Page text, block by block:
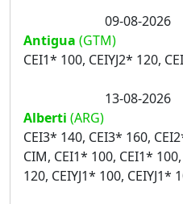
09-08-2026
Antigua (GTM)
CEI1* 100, CEIYJ2* 120,
13-08-2026
Alberti (ARG)
CEI3* 140, CEI3* 160,
CIM, CEI1* 100, CEI1* 100,
120, CEIYJ1* 100, CEIYJ1*